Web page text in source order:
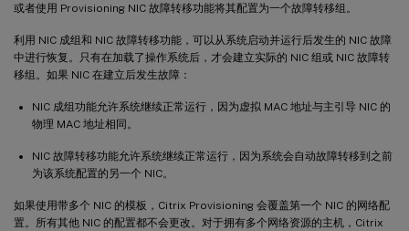
或者使用 Provisioning NIC 故障转移功能将其配置为一个故障转移组。
利用 NIC 成组和 NIC 故障转移功能，可以从系统启动并运行后发生的 NIC 故障
中进行恢复。只有在加载了操作系统后，才会建立实际的 NIC 组或 NIC 故障转
移组。如果 NIC 在建立后发生故障：
NIC 成组功能允许系统继续正常运行，因为虚拟 MAC 地址与主引导 NIC 的
物理 MAC 地址相同。
NIC 故障转移功能允许系统继续正常运行，因为系统会自动故障转移到之前
为该系统配置的另一个 NIC。
如果使用带多个 NIC 的模板，Citrix Provisioning 会覆盖第一个 NIC 的网络配
置。所有其他 NIC 的配置都不会更改。对于拥有多个网络资源的主机，Citrix